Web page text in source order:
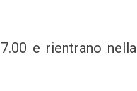
e rientrano nella